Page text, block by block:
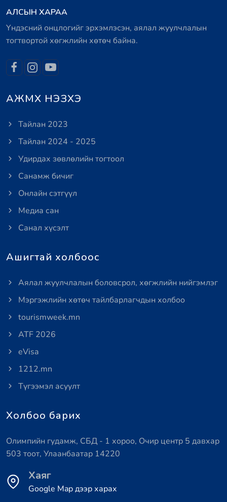
АЛСЫН ХАРАА
Үндэсний онцлогийг эрхэмлэсэн, аялал жуулчлалын
тогтвортой хөгжлийн хөтөч байна.
АЖМХ НЭЗХЭ
Тайлан 2023
Тайлан 2024 - 2025
Удирдах зөвлөлийн тогтоол
Санамж бичиг
Онлайн сэтгүүл
Медиа сан
Санал хүсэлт
Ашигтай холбоос
Аялал жуулчлалын боловсрол, хөгжлийн нийгэмлэг
Мэргэжлийн хөтөч тайлбарлагчдын холбоо
tourismweek.mn
ATF 2026
eVisa
1212.mn
Түгээмэл асуулт
Холбоо барих
Олимпийн гудамж, СБД - 1 хороо, Очир центр 5 давхар
503 тоот, Улаанбаатар 14220
Хаяг
Google Map дээр харах